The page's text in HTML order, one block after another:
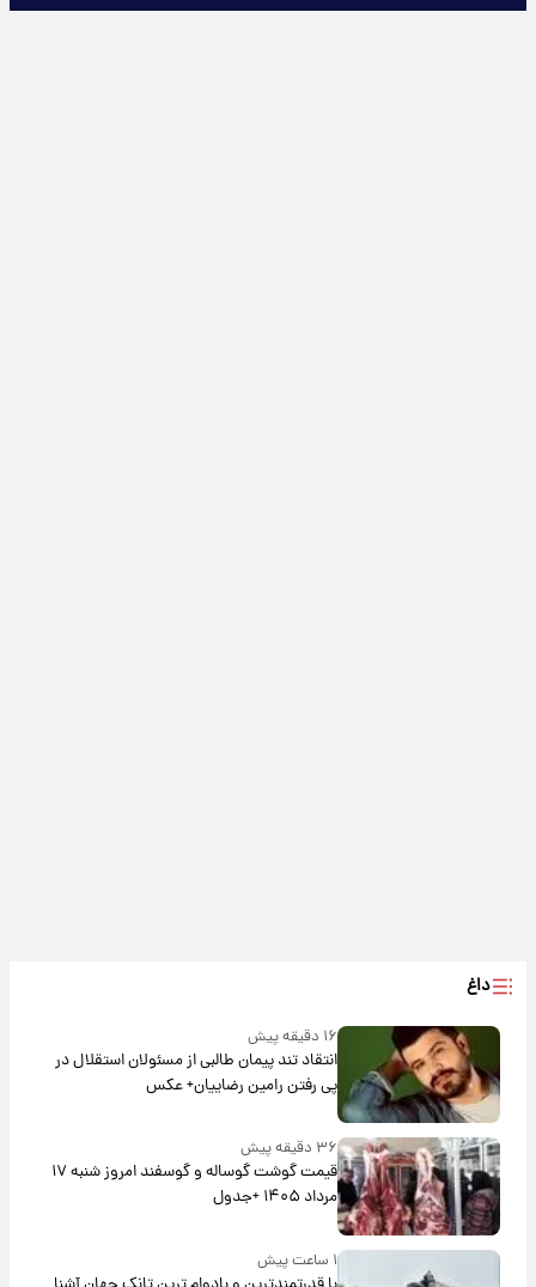
داغ
۱۶ دقیقه پیش
انتقاد تند پیمان طالبی از مسئولان استقلال در
پی رفتن رامین رضاییان+ عکس
۳۶ دقیقه پیش
قیمت گوشت گوساله و گوسفند امروز شنبه ۱۷
مرداد ۱۴۰۵ +جدول
۱ ساعت پیش